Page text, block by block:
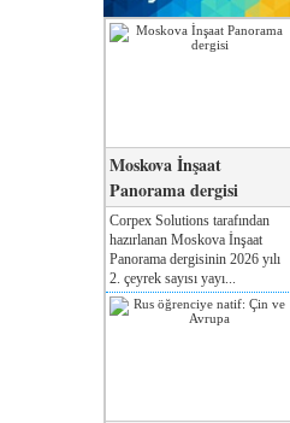
Moskova İnşaat
Panorama dergisi
Corpex Solutions tarafından
hazırlanan Moskova İnşaat
Panorama dergisinin 2026 yılı
2. çeyrek sayısı yayı...